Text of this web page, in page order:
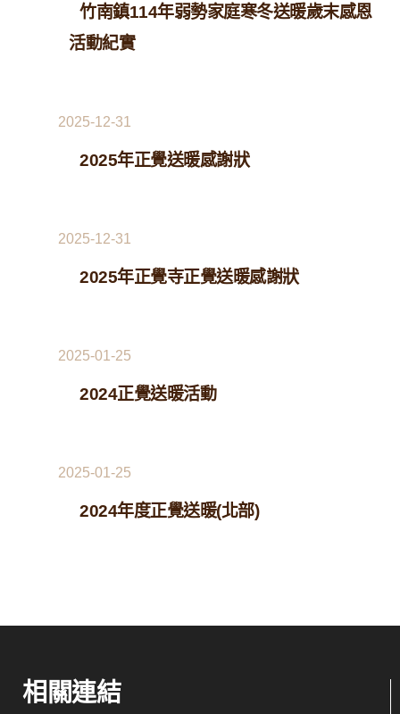
竹南鎮114年弱勢家庭寒冬送暖歲末感恩
活動紀實
2025-12-31
2025年正覺送暖感謝狀
2025-12-31
2025年正覺寺正覺送暖感謝狀
2025-01-25
2024正覺送暖活動
2025-01-25
2024年度正覺送暖(北部)
相關連結